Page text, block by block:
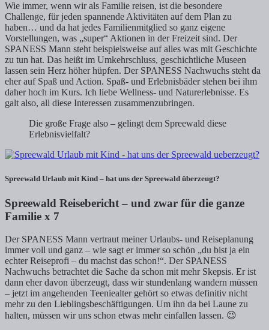
Wie immer, wenn wir als Familie reisen, ist die besondere
Challenge, für jeden spannende Aktivitäten auf dem Plan zu
haben… und da hat jedes Familienmitglied so ganz eigene
Vorstellungen, was „super“ Aktionen in der Freizeit sind. Der
SPANESS Mann steht beispielsweise auf alles was mit Geschichte
zu tun hat. Das heißt im Umkehrschluss, geschichtliche Museen
lassen sein Herz höher hüpfen. Der SPANESS Nachwuchs steht da
eher auf Spaß und Action. Spaß- und Erlebnisbäder stehen bei ihm
daher hoch im Kurs. Ich liebe Wellness- und Naturerlebnisse. Es
galt also, all diese Interessen zusammenzubringen.
Die große Frage also – gelingt dem Spreewald diese
Erlebnisvielfalt?
Spreewald Urlaub mit Kind – hat uns der Spreewald überzeugt?
Spreewald Reisebericht – und zwar für die ganze
Familie x 7
Der SPANESS Mann vertraut meiner Urlaubs- und Reiseplanung
immer voll und ganz – wie sagt er immer so schön „du bist ja ein
echter Reiseprofi – du machst das schon!“. Der SPANESS
Nachwuchs betrachtet die Sache da schon mit mehr Skepsis. Er ist
dann eher davon überzeugt, dass wir stundenlang wandern müssen
– jetzt im angehenden Teeniealter gehört so etwas definitiv nicht
mehr zu den Lieblingsbeschäftigungen. Um ihn da bei Laune zu
halten, müssen wir uns schon etwas mehr einfallen lassen. 😉